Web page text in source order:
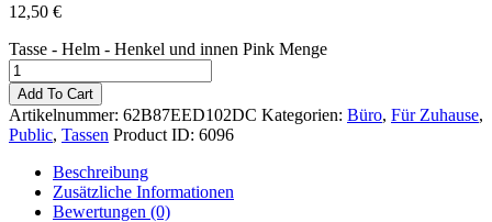
12,50 €
Tasse - Helm - Henkel und innen Pink Menge
Add To Cart
Artikelnummer: 62B87EED102DC Kategorien: Büro, Für Zuhause,
Public, Tassen Product ID: 6096
Beschreibung
Zusätzliche Informationen
Bewertungen (0)